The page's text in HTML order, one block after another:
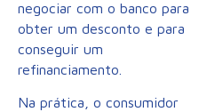
negociar com o banco para
obter um desconto e para
conseguir um
refinanciamento.
Na prática, o consumidor